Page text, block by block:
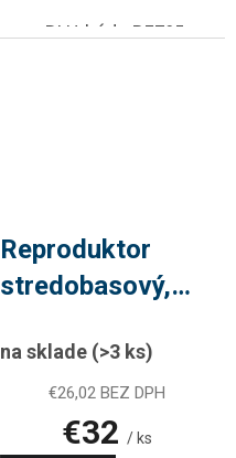
PLU kód : RE705
Reproduktor
stredobasový,
RE756
na sklade (>3 ks)
€26,02 BEZ DPH
€32 / ks